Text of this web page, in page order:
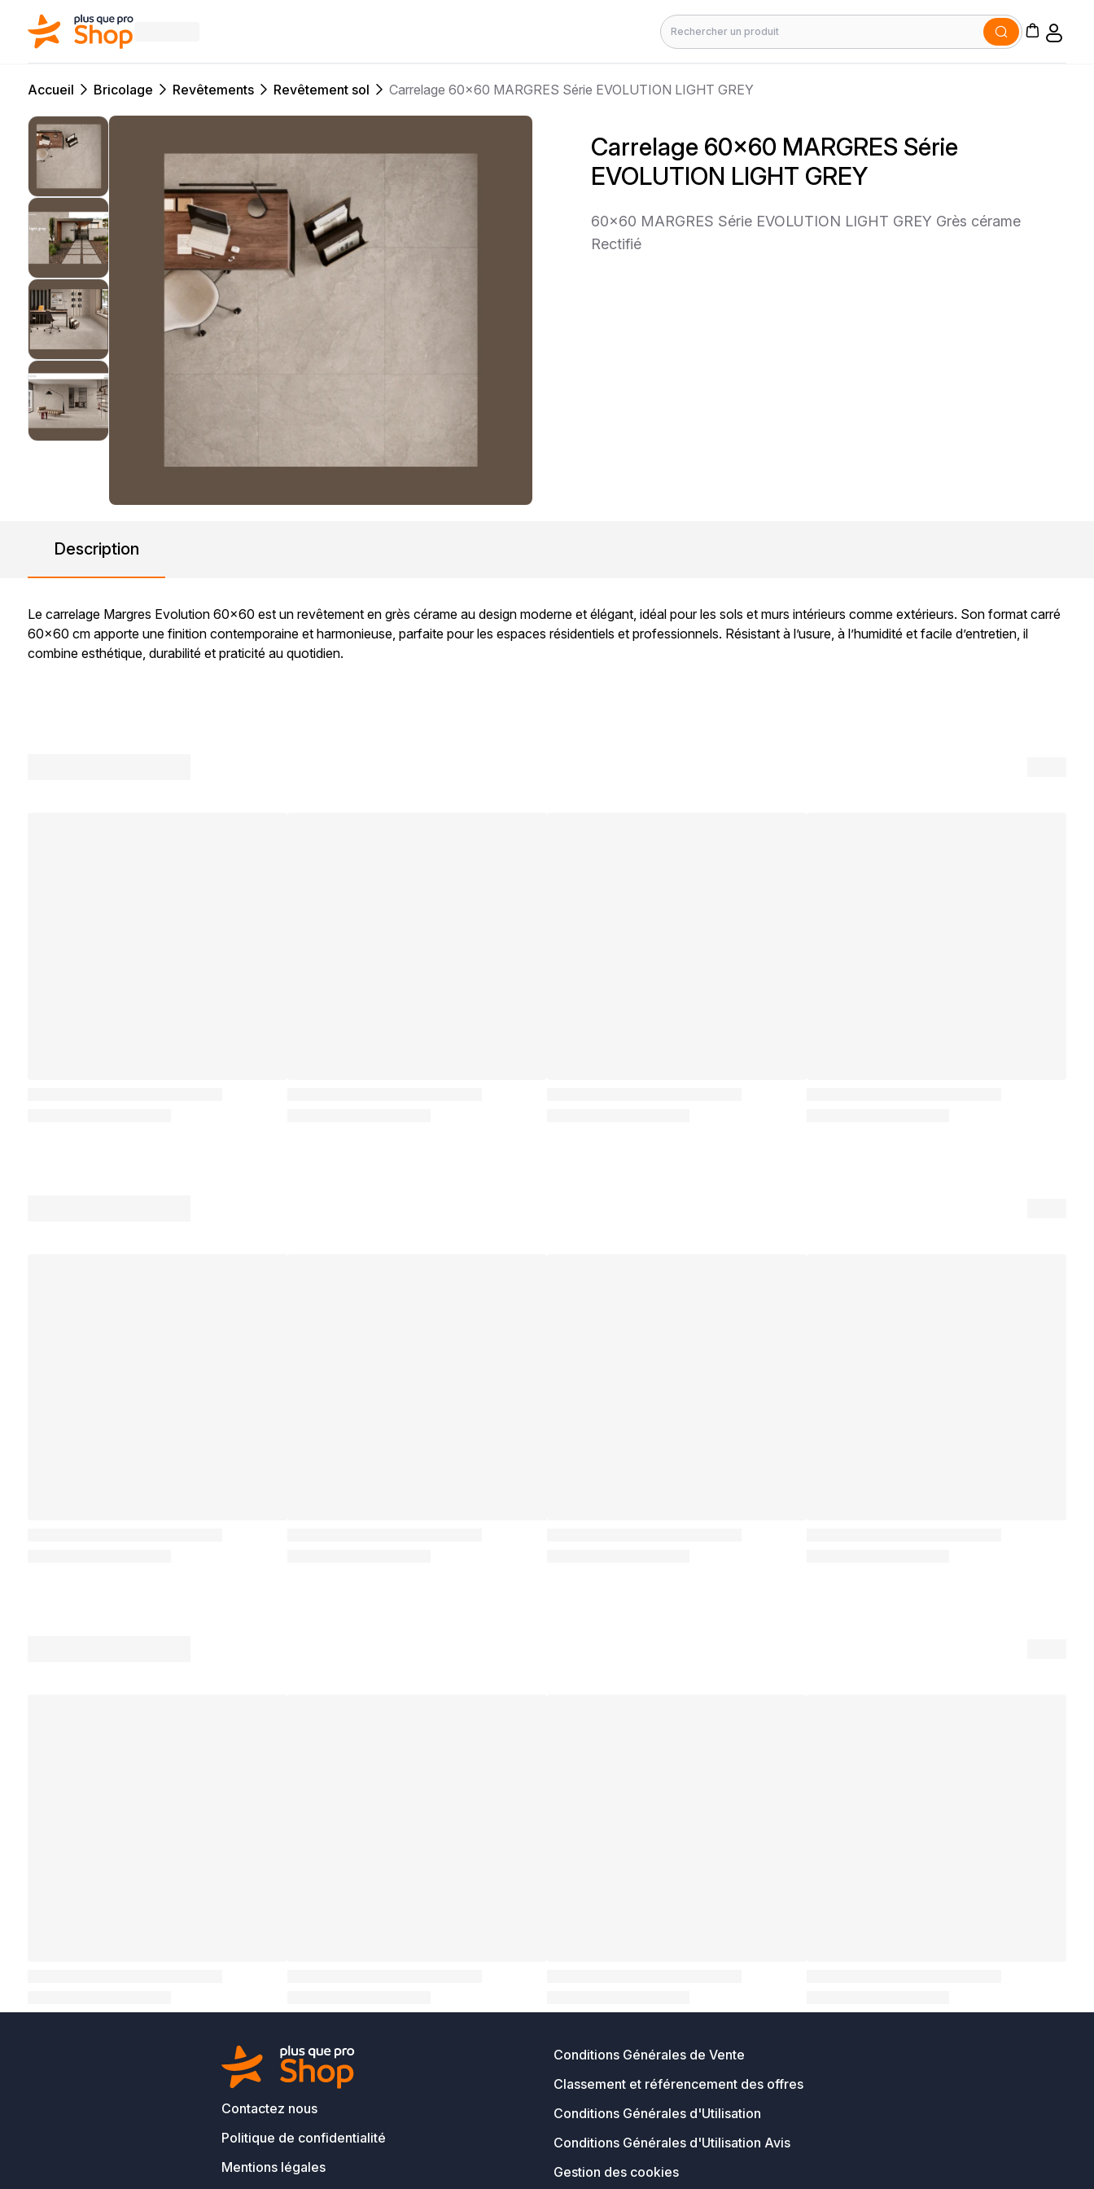
Rechercher
Accueil Bricolage Revêtements Revêtement sol Carrelage 60x60 MARGRES Série EVOLUTION LIGHT GREY
Carrelage 60x60 MARGRES Série
EVOLUTION LIGHT GREY
60x60 MARGRES Série EVOLUTION LIGHT GREY Grès cérame
Rectifié
Description
Le carrelage Margres Evolution 60x60 est un revêtement en grès cérame au design moderne et élégant, idéal pour les sols et murs intérieurs comme extérieurs. Son format carré
60x60 cm apporte une finition contemporaine et harmonieuse, parfaite pour les espaces résidentiels et professionnels. Résistant à l’usure, à l’humidité et facile d’entretien, il
combine esthétique, durabilité et praticité au quotidien.
Contactez nous
Politique de confidentialité
Mentions légales
Conditions Générales de Vente
Classement et référencement des offres
Conditions Générales d'Utilisation
Conditions Générales d'Utilisation Avis
Gestion des cookies